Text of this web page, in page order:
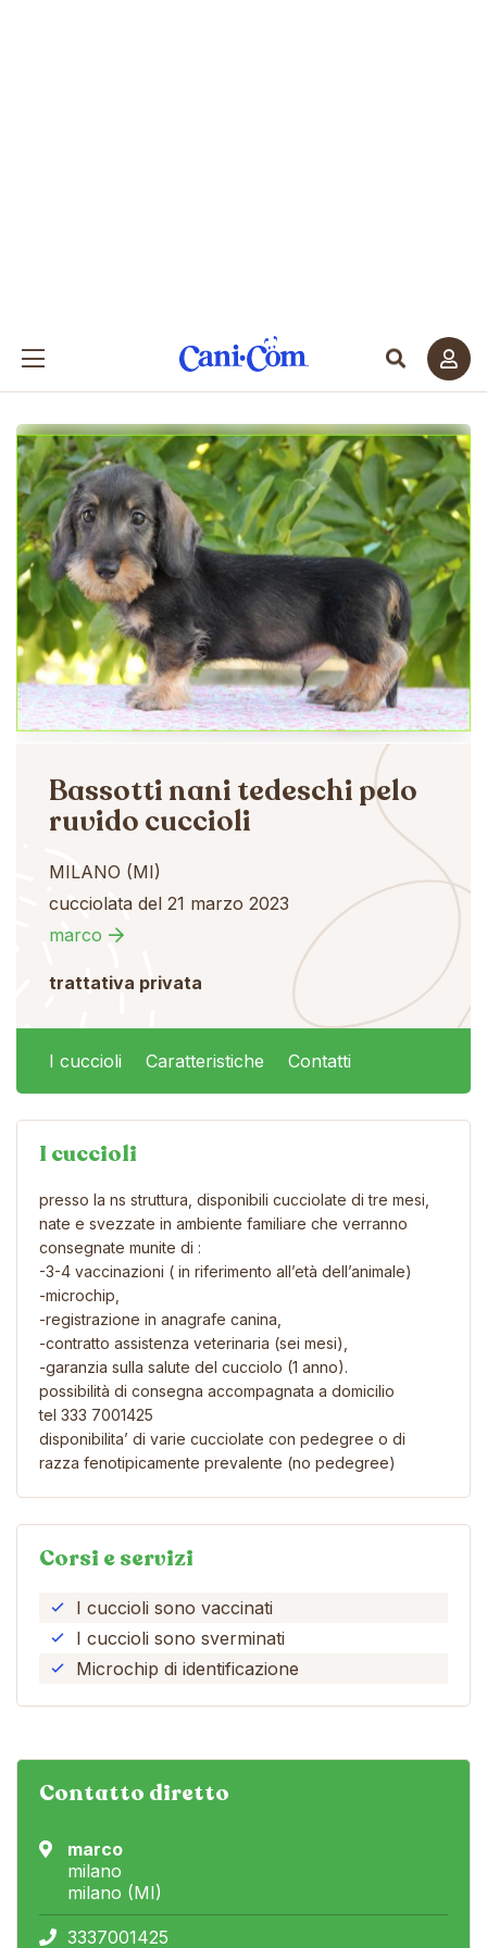
Bassotti nani tedeschi pelo
ruvido cuccioli
MILANO (MI)
cucciolata del 21 marzo 2023
marco
trattativa privata
I cuccioli Caratteristiche Contatti
I cuccioli
presso la ns struttura, disponibili cucciolate di tre mesi,
nate e svezzate in ambiente familiare che verranno
consegnate munite di :
-3-4 vaccinazioni ( in riferimento all’età dell’animale)
-microchip,
-registrazione in anagrafe canina,
-contratto assistenza veterinaria (sei mesi),
-garanzia sulla salute del cucciolo (1 anno).
possibilità di consegna accompagnata a domicilio
tel 333 7001425
disponibilita’ di varie cucciolate con pedegree o di
razza fenotipicamente prevalente (no pedegree)
Corsi e servizi
I cuccioli sono vaccinati
I cuccioli sono sverminati
Microchip di identificazione
Contatto diretto
marco
milano
milano (MI)
3337001425